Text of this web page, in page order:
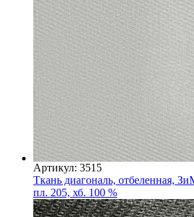
Артикул: 3515
Ткань диагональ, отбеленная,
пл. 205, хб. 100 %